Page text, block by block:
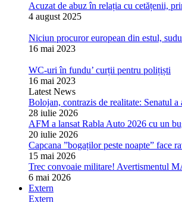
Acuzat de abuz în relația cu cetățenii,
4 august 2025
Niciun procuror european din estul,
16 mai 2023
WC-uri în fundu’ curții pentru polițiști
16 mai 2023
Latest News
Bolojan, contrazis de realitate: Senatul
28 iulie 2026
AFM a lansat Rabla Auto 2026 cu un
20 iulie 2026
Capcana ”bogaților peste noapte” face
15 mai 2026
Trec convoaie militare! Avertismentul
6 mai 2026
Extern
Extern